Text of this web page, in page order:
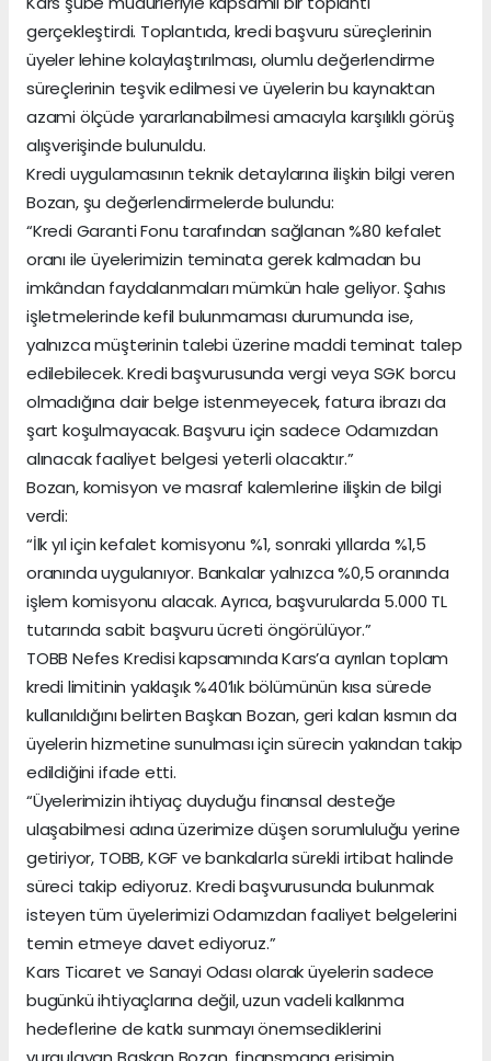
gerçekleştirdi. Toplantıda, kredi başvuru süreçlerinin
üyeler lehine kolaylaştırılması, olumlu değerlendirme
süreçlerinin teşvik edilmesi ve üyelerin bu kaynaktan
azami ölçüde yararlanabilmesi amacıyla karşılıklı görüş
alışverişinde bulunuldu.
Kredi uygulamasının teknik detaylarına ilişkin bilgi veren
Bozan, şu değerlendirmelerde bulundu:
“Kredi Garanti Fonu tarafından sağlanan %80 kefalet
oranı ile üyelerimizin teminata gerek kalmadan bu
imkândan faydalanmaları mümkün hale geliyor. Şahıs
işletmelerinde kefil bulunmaması durumunda ise,
yalnızca müşterinin talebi üzerine maddi teminat talep
edilebilecek. Kredi başvurusunda vergi veya SGK borcu
olmadığına dair belge istenmeyecek, fatura ibrazı da
şart koşulmayacak. Başvuru için sadece Odamızdan
alınacak faaliyet belgesi yeterli olacaktır.”
Bozan, komisyon ve masraf kalemlerine ilişkin de bilgi
verdi:
“İlk yıl için kefalet komisyonu %1, sonraki yıllarda %1,5
oranında uygulanıyor. Bankalar yalnızca %0,5 oranında
işlem komisyonu alacak. Ayrıca, başvurularda 5.000 TL
tutarında sabit başvuru ücreti öngörülüyor.”
TOBB Nefes Kredisi kapsamında Kars’a ayrılan toplam
kredi limitinin yaklaşık %40’lık bölümünün kısa sürede
kullanıldığını belirten Başkan Bozan, geri kalan kısmın da
üyelerin hizmetine sunulması için sürecin yakından takip
edildiğini ifade etti.
“Üyelerimizin ihtiyaç duyduğu finansal desteğe
ulaşabilmesi adına üzerimize düşen sorumluluğu yerine
getiriyor, TOBB, KGF ve bankalarla sürekli irtibat halinde
süreci takip ediyoruz. Kredi başvurusunda bulunmak
isteyen tüm üyelerimizi Odamızdan faaliyet belgelerini
temin etmeye davet ediyoruz.”
Kars Ticaret ve Sanayi Odası olarak üyelerin sadece
bugünkü ihtiyaçlarına değil, uzun vadeli kalkınma
hedeflerine de katkı sunmayı önemsediklerini